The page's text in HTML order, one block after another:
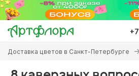
Перейти
основному
содержанию
Вы
здесь
Доставка цветов в Санкт-Петербурге